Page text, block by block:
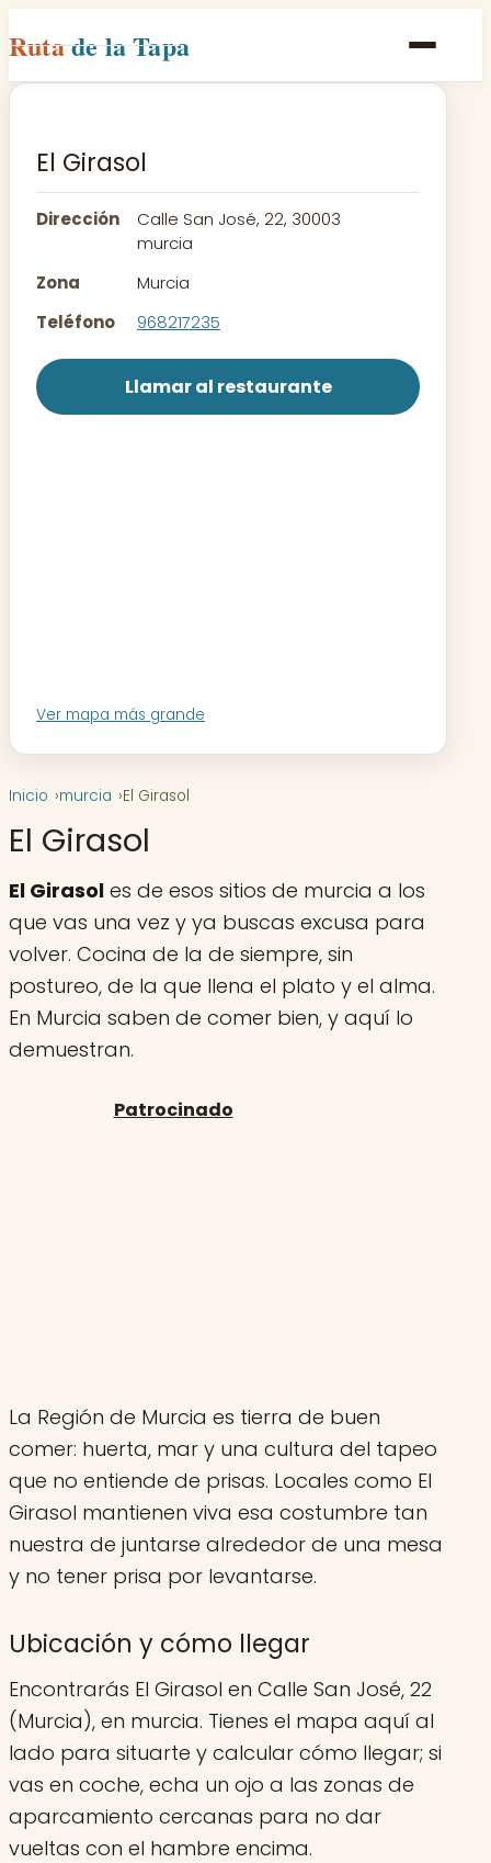
Rutade la Tapa
Inicio
Rutas
Contacto
El Girasol
Dirección
Calle San José, 22, 30003
murcia
Zona
Murcia
Teléfono
968217235
Llamar al restaurante
Ver mapa más grande
Inicio murcia El Girasol
El Girasol
El Girasol es de esos sitios de murcia a los
que vas una vez y ya buscas excusa para
volver. Cocina de la de siempre, sin
postureo, de la que llena el plato y el alma.
En Murcia saben de comer bien, y aquí lo
demuestran.
La Región de Murcia es tierra de buen
comer: huerta, mar y una cultura del tapeo
que no entiende de prisas. Locales como El
Girasol mantienen viva esa costumbre tan
nuestra de juntarse alrededor de una mesa
y no tener prisa por levantarse.
Ubicación y cómo llegar
Encontrarás El Girasol en Calle San José, 22
(Murcia), en murcia. Tienes el mapa aquí al
lado para situarte y calcular cómo llegar; si
vas en coche, echa un ojo a las zonas de
aparcamiento cercanas para no dar
vueltas con el hambre encima.